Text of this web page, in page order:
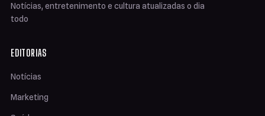
Notícias, entretenimento e cultura atualizadas o dia
todo
EDITORIAS
Notícias
Marketing